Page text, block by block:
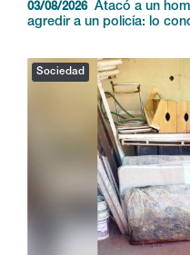
Violencia
clausuraron un geriátrico